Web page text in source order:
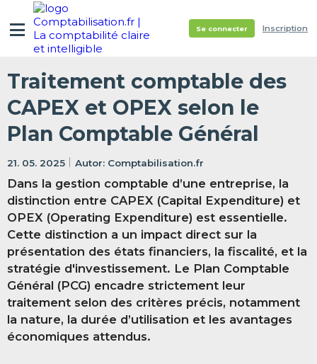
Se connecter Inscription
Traitement comptable des
CAPEX et OPEX selon le
Plan Comptable Général
21. 05. 2025 Comptabilisation.fr
Dans la gestion comptable d’une entreprise, la
distinction entre CAPEX (Capital Expenditure) et
OPEX (Operating Expenditure) est essentielle.
Cette distinction a un impact direct sur la
présentation des états financiers, la fiscalité, et la
stratégie d'investissement. Le Plan Comptable
Général (PCG) encadre strictement leur
traitement selon des critères précis, notamment
la nature, la durée d’utilisation et les avantages
économiques attendus.